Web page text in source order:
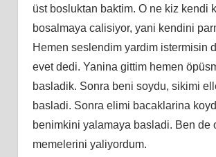
üst bosluktan baktim. O ne kiz kendi
bosalmaya calisiyor, yani kendini
Hemen seslendim yardim istermisin
evet dedi. Yanina gittim hemen
basladik. Sonra beni soydu, sikimi
basladi. Sonra elimi bacaklarina
benimkini yalamaya basladi. Ben de
memelerini yaliyordum.